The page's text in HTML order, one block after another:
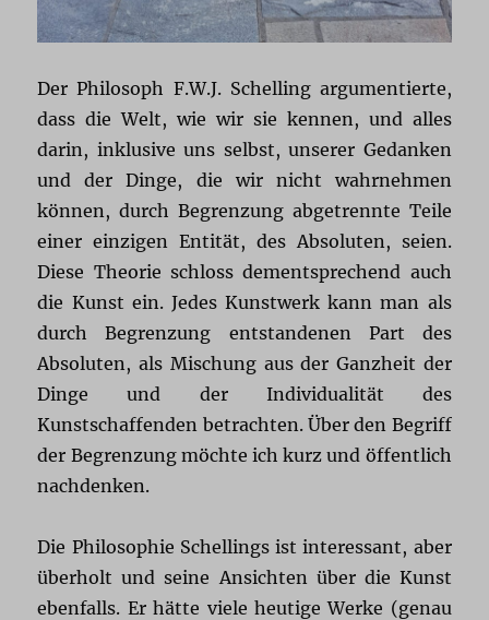
Der Philosoph F.W.J. Schelling argumentierte,
dass die Welt, wie wir sie kennen, und alles
darin, inklusive uns selbst, unserer Gedanken
und der Dinge, die wir nicht wahrnehmen
können, durch Begrenzung abgetrennte Teile
einer einzigen Entität, des Absoluten, seien.
Diese Theorie schloss dementsprechend auch
die Kunst ein. Jedes Kunstwerk kann man als
durch Begrenzung entstandenen Part des
Absoluten, als Mischung aus der Ganzheit der
Dinge und der Individualität des
Kunstschaffenden betrachten. Über den Begriff
der Begrenzung möchte ich kurz und öffentlich
nachdenken.
Die Philosophie Schellings ist interessant, aber
überholt und seine Ansichten über die Kunst
ebenfalls. Er hätte viele heutige Werke (genau